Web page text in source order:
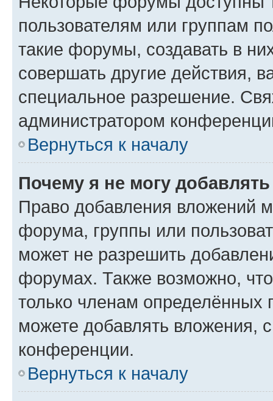
пользователям или группам
такие форумы, создавать в
совершать другие действия,
специальное разрешение.
администратором
Вернуться к началу
Почему я не могу
Право добавления вложений
форума, группы или
может не разрешить
форумах. Также возможно,
только членам определённых
можете добавлять вложения,
конференции.
Вернуться к началу